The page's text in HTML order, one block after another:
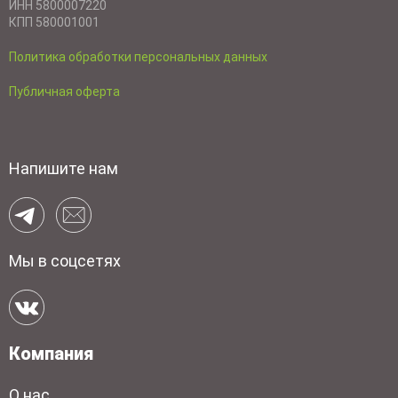
ИНН 5800007220
КПП 580001001
Политика обработки персональных данных
Публичная оферта
Напишите нам
Мы в соцсетях
Компания